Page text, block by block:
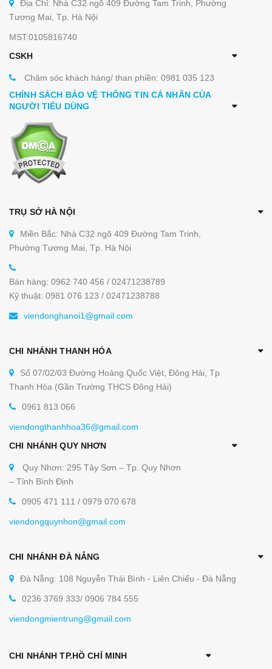
Địa Chỉ: Nhà C32 ngõ 409 Đường Tam Trinh, Phường
Tương Mai, Tp. Hà Nội
MST:0105816740
CSKH
Chăm sóc khách hàng/ than phiền: 0981 035 123
CHÍNH SÁCH BẢO VỆ THÔNG TIN CÁ NHÂN CỦA
NGƯỜI TIÊU DÙNG
TRỤ SỞ HÀ NỘI
Miền Bắc: Nhà C32 ngõ 409 Đường Tam Trinh,
Phường Tương Mai, Tp. Hà Nội
Bán hàng: 0962 740 456 / 02471238789
Kỹ thuật: 0981 076 123 / 02471238788
viendonghanoi1@gmail.com
CHI NHÁNH THANH HÓA
Số 07/02/03 Đường Hoàng Quốc Việt, Đông Hải, Tp
Thanh Hóa (Gần Trường THCS Đông Hải)
0961 813 066
viendongthanhhoa36@gmail.com
CHI NHÁNH QUY NHƠN
Quy Nhơn: 295 Tây Sơn – Tp. Quy Nhơn
– Tỉnh Bình Định
0905 471 111 / 0979 070 678
viendongquynhon@gmail.com
CHI NHÁNH ĐÀ NẴNG
Đà Nẵng: 108 Nguyễn Thái Bình - Liên Chiểu - Đà Nẵng
0236 3769 333/ 0906 784 555
viendongmientrung@gmail.com
CHI NHÁNH TP.HỒ CHÍ MINH